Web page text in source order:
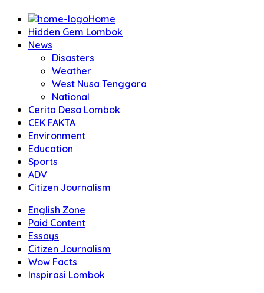
Home
Hidden Gem Lombok
News
Disasters
Weather
West Nusa Tenggara
National
Cerita Desa Lombok
CEK FAKTA
Environment
Education
Sports
ADV
Citizen Journalism
English Zone
Paid Content
Essays
Citizen Journalism
Wow Facts
Inspirasi Lombok